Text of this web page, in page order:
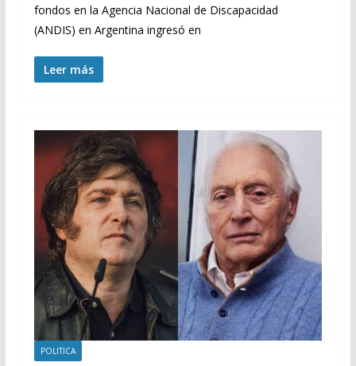
fondos en la Agencia Nacional de Discapacidad
(ANDIS) en Argentina ingresó en
Leer más
POLITICA